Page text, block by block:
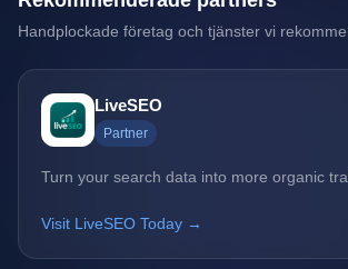
Handplockade företag och tjänster vi
LiveSEO
Partner
Turn your search data into more organic
Visit LiveSEO Today →